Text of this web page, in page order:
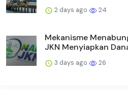
2 days ago 24
Mekanisme
JKN Menyiapkan
3 days ago 26